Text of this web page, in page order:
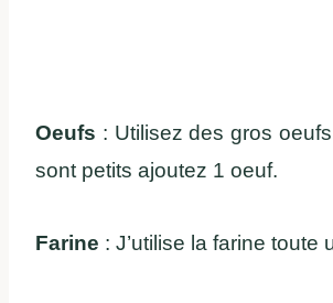
Oeufs : Utilisez des gros
sont petits ajoutez 1 oeuf.
Farine : J’utilise la farine toute